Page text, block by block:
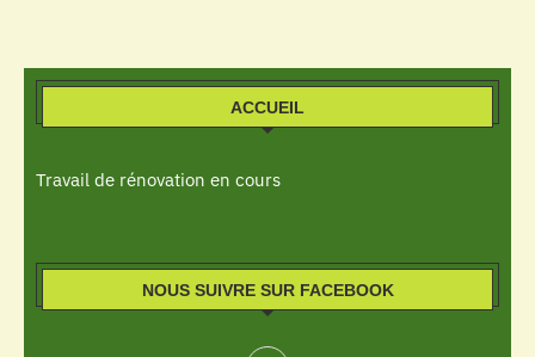
ACCUEIL
Travail de rénovation en cours
NOUS SUIVRE SUR FACEBOOK